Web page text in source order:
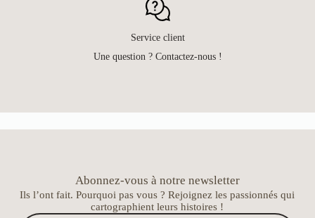
Service client
Une question ? Contactez-nous !
Abonnez-vous à notre newsletter
Ils l’ont fait. Pourquoi pas vous ? Rejoignez les passionnés qui
cartographient leurs histoires !